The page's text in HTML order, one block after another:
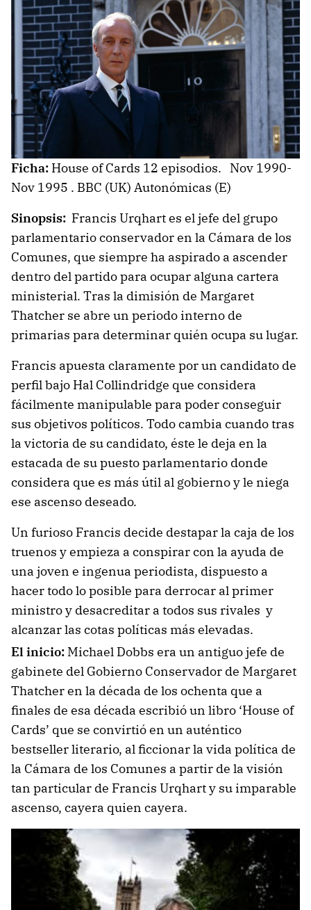
Ficha: House of Cards 12 episodios. Nov 1990-
Nov 1995 . BBC (UK) Autonómicas (E)
Sinopsis: Francis Urqhart es el jefe del grupo
parlamentario conservador en la Cámara de los
Comunes, que siempre ha aspirado a ascender
dentro del partido para ocupar alguna cartera
ministerial. Tras la dimisión de Margaret
Thatcher se abre un periodo interno de
primarias para determinar quién ocupa su lugar.
Francis apuesta claramente por un candidato de
perfil bajo Hal Collindridge que considera
fácilmente manipulable para poder conseguir
sus objetivos políticos. Todo cambia cuando tras
la victoria de su candidato, éste le deja en la
estacada de su puesto parlamentario donde
considera que es más útil al gobierno y le niega
ese ascenso deseado.
Un furioso Francis decide destapar la caja de los
truenos y empieza a conspirar con la ayuda de
una joven e ingenua periodista, dispuesto a
hacer todo lo posible para derrocar al primer
ministro y desacreditar a todos sus rivales y
alcanzar las cotas políticas más elevadas.
El inicio: Michael Dobbs era un antiguo jefe de
gabinete del Gobierno Conservador de Margaret
Thatcher en la década de los ochenta que a
finales de esa década escribió un libro ‘House of
Cards’ que se convirtió en un auténtico
bestseller literario, al ficcionar la vida política de
la Cámara de los Comunes a partir de la visión
tan particular de Francis Urqhart y su imparable
ascenso, cayera quien cayera.